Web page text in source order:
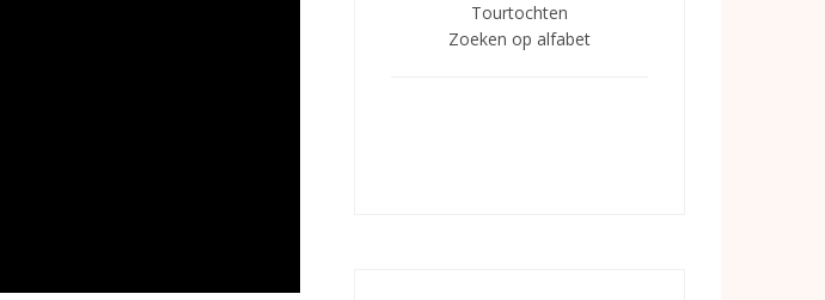
Tourtochten
Zoeken op alfabet